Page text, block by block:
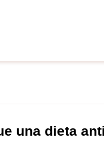
una dieta